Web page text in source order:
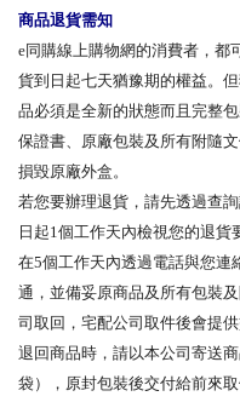
商品退貨需知
e同購線上購物網的消費者，都
貨到日起七天猶豫期的權益。
品必須是全新的狀態而且完整
保證書、原廠包裝及所有附隨
損毀原廠外盒。
若您要辦理退貨，請先透過查
日起1個工作天內檢視您的退貨
在5個工作天內透過電話與您連
通，並備妥原商品及所有包裝
司取回，宅配公司取件後會提
退回商品時，請以本公司寄送
袋），原封包裝後交付給前來